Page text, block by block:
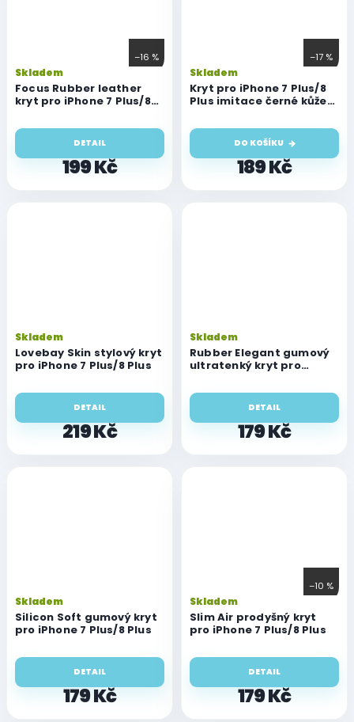
–16 %
Focus Rubber leather
kryt pro iPhone 7 Plus/8
Skladem
199 Kč
DETAIL
–17 %
Kryt pro iPhone 7 Plus/8
Plus imitace černé kůže
Skladem
189 Kč
DO KOŠÍKU
Lovebay Skin stylový kryt
pro iPhone 7 Plus/8 Plus
Skladem
219 Kč
DETAIL
Rubber Elegant gumový
ultratenký kryt pro
Skladem
179 Kč
DETAIL
Silicon Soft gumový kryt
pro iPhone 7 Plus/8 Plus
Skladem
179 Kč
DETAIL
–10 %
Slim Air prodyšný kryt
pro iPhone 7 Plus/8 Plus
Skladem
179 Kč
DETAIL